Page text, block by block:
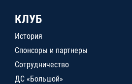
КЛУБ
История
Спонсоры и партнеры
Сотрудничество
ДС «Большой»